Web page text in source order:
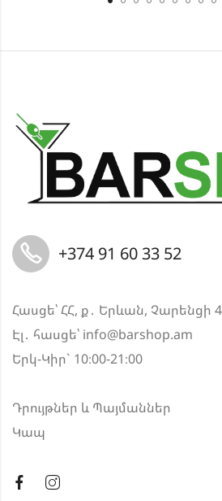
+374 91 60 33 52
Հասցե՝ ՀՀ, ք․ Երևան, Չարենցի
Էլ․ հասցե՝ info@barshop.am
Երկ-Կիր` 10։00-21։00
Դրույթներ և Պայմաններ
Կապ